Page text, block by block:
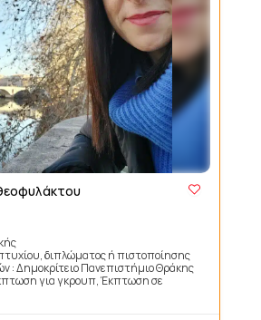
διπλώματος ή πιστοποίησης
: Δημοκρίτειο Πανεπιστήμιο Θράκης
για γκρουπ, Έκπτωση σε